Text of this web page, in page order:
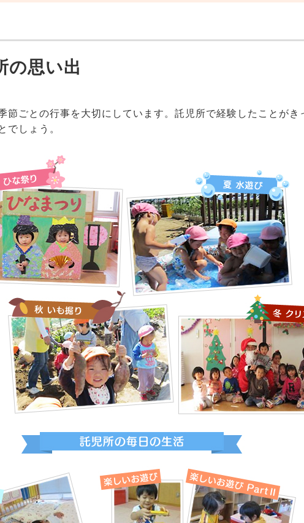
の思い出
節ごとの行事を大切にしています。託児所で経験したことが
でしょう。